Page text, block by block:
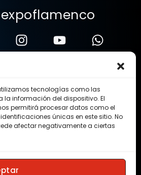
tecnologías como las
información del dispositivo. El
permitirá procesar datos como el
únicas en este sitio. No
afectar negativamente a ciertas